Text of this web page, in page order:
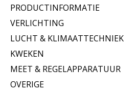
PRODUCTINFORMATIE
VERLICHTING
LUCHT & KLIMAATTECHNIEK
KWEKEN
MEET & REGELAPPARATUUR
OVERIGE